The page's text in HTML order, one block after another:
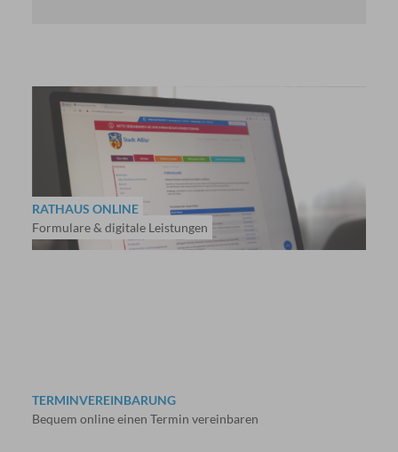
RATHAUS ONLINE
Formulare & digitale Leistungen
TERMINVEREINBARUNG
Bequem online einen Termin vereinbaren